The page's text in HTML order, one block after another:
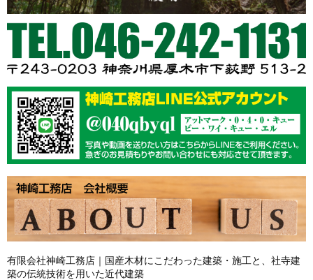
有限会社神崎工務店｜国産木材にこだわった建築・施工と、社寺建
築の伝統技術を用いた近代建築